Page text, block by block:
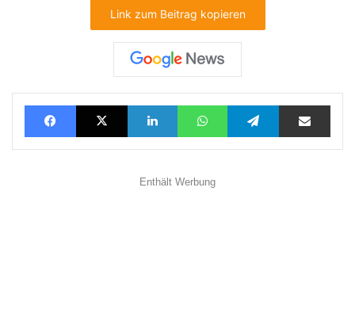
Link zum Beitrag kopieren
FacebookX LinkedInWhatsAppTelegramTeilen via E-Mail
Enthält Werbung